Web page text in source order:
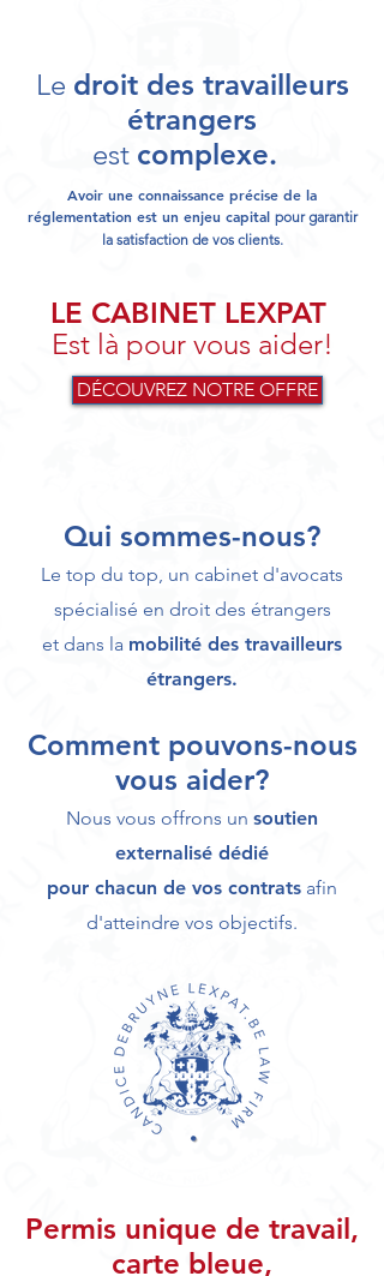
Le droit des travailleurs
étrangers
est complexe.
Avoir une connaissance précise de la
réglementation est un enjeu capital pour garantir
la satisfaction de vos clients.
LE CABINET LEXPAT
Est là pour vous aider!
DÉCOUVREZ NOTRE OFFRE
Qui sommes-nous?
Le top du top, un cabinet d'avocats
spécialisé en droit des étrangers
et dans la mobilité des travailleurs
étrangers.
Comment pouvons-nous
vous aider?
Nous vous offrons un soutien
externalisé dédié
pour chacun de vos contrats afin
d'atteindre vos objectifs.
Permis unique de travail,
carte bleue,